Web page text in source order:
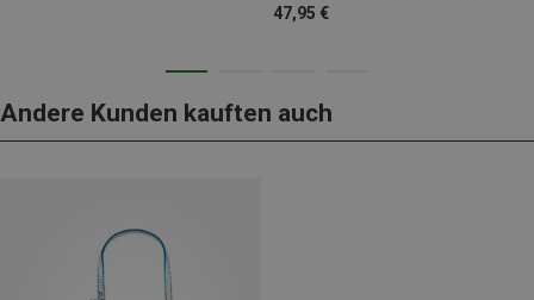
47,95 €
Andere Kunden kauften auch